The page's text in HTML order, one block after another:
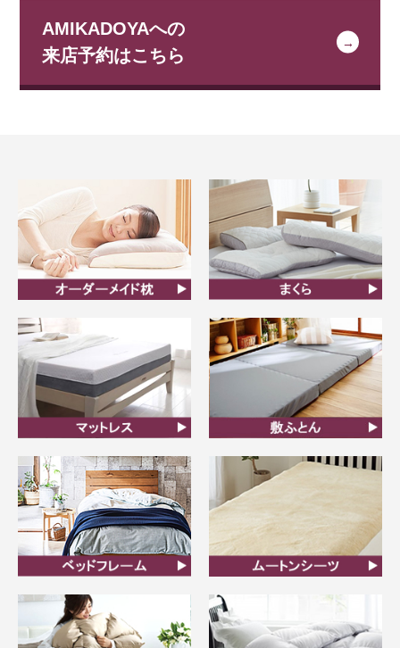
AMIKADOYAへの
来店予約はこちら